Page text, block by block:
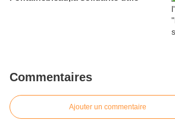
Commentaires
Ajouter un commentaire